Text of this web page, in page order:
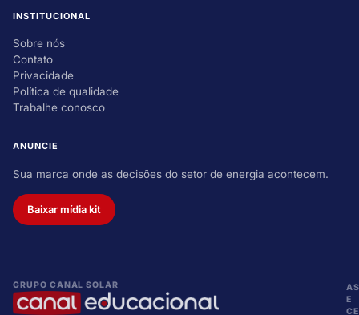
INSTITUCIONAL
Sobre nós
Contato
Privacidade
Política de qualidade
Trabalhe conosco
ANUNCIE
Sua marca onde as decisões do setor de energia acontecem.
Baixar mídia kit
GRUPO CANAL SOLAR
E